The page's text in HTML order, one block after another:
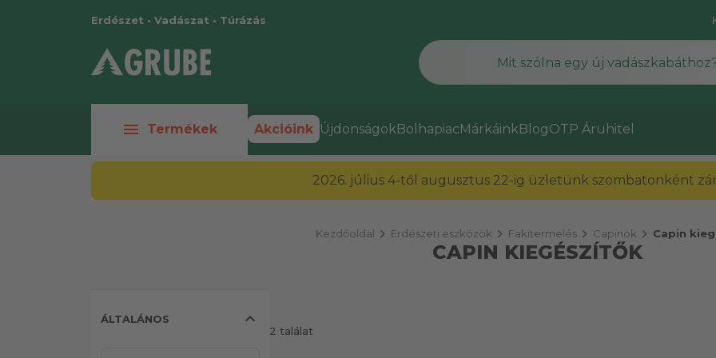
Erdészet • Vadászat • Túrázás
menu Termékek Akcióink ÚjdonságokBolhapiacMárkáinkBlogOTP Áruhitel
2026. július 4-től augusztus 22-ig üzletünk szombatonként
Kezdőoldal chevron_right Erdészeti eszközök chevron_right Fakitermelés chevron_right Capinok chevron_right Capin
CAPIN KIEGÉSZÍTŐK
2 találat
ÁLTALÁNOS expand_less